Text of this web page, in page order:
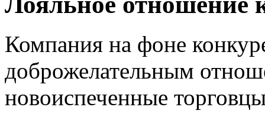
Компания на фоне
доброжелательным
новоиспеченные